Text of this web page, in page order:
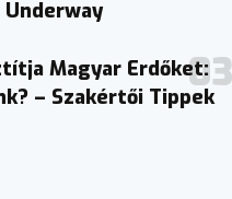
Magyar Erdőket:
– Szakértői Tippek